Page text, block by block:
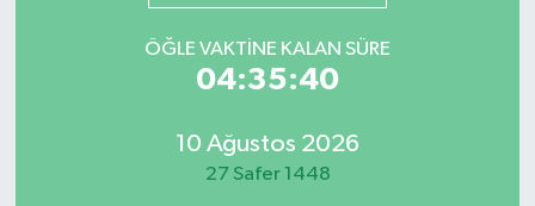
ÖĞLE VAKTINE KALAN SÜRE
04:35:40
10 Ağustos 2026
27 Safer 1448
Tüm Manşetler
Son Dakika Haberleri